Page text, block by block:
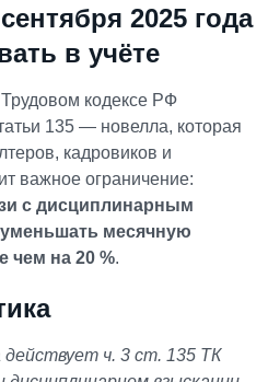
2025 года
в учёте
кодексе РФ
135 — новелла, которая
кадровиков и
важное ограничение:
с дисциплинарным
месячную
чем на 20 %.
ч. 3 ст. 135 ТК